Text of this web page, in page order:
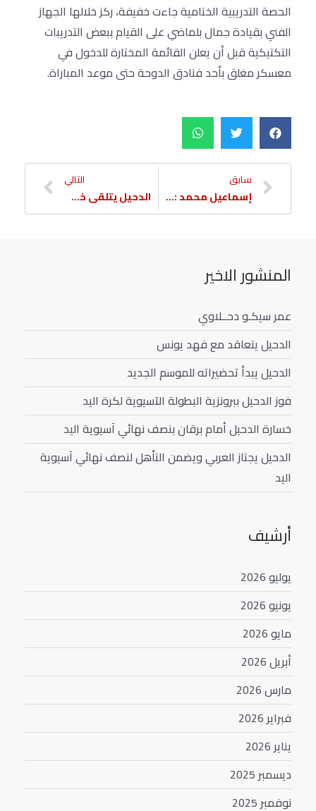
الحصة التدريبية الختامية جاءت خفيفة، ركز خلالها الجهاز
الفني بقيادة جمال بلماضي على القيام ببعض التدريبات
التكتيكية قبل أن يعلن القائمة المختارة للدخول في
معسكر مغلق بأحد فنادق الدوحة حتى موعد المباراة.
سابق
إسماعيل محمد : نسعى للفوز على الوكرة من أجل العودة إلى أجواء المنافسة بالدوري
التالي
الدحيل يتلقى خسارته الأولى بالدوري على يد الوكرة
المنشور الاخير
عمر سيكـو دحــلاوي
الدحيل يتعاقد مع فهد يونس
الدحيل يبدأ تحضيراته للموسم الجديد
فوز الدحيل ببرونزية البطولة الآسيوية لكرة اليد
خسارة الدحيل أمام برقان بنصف نهائي آسيوية اليد
الدحيل يجتاز العربي ويضمن التأهل لنصف نهائي آسيوية
اليد
أرشيف
يوليو 2026
يونيو 2026
مايو 2026
أبريل 2026
مارس 2026
فبراير 2026
يناير 2026
ديسمبر 2025
نوفمبر 2025